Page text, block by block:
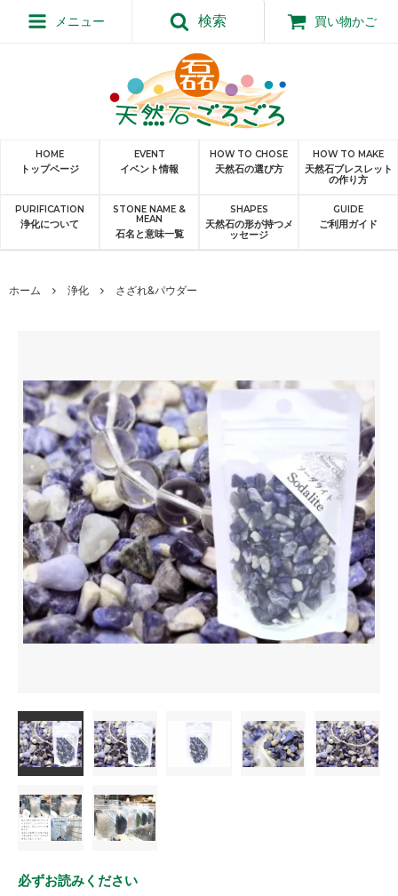
メニュー 検索 買い物かご
HOME
トップページ
EVENT
イベント情報
HOW TO CHOSE
天然石の選び方
HOW TO MAKE
天然石ブレスレット
の作り方
PURIFICATION
浄化について
STONE NAME &
MEAN
石名と意味一覧
SHAPES
天然石の形が持つメ
ッセージ
GUIDE
ご利用ガイド
ホーム 浄化 さざれ&パウダー
必ずお読みください